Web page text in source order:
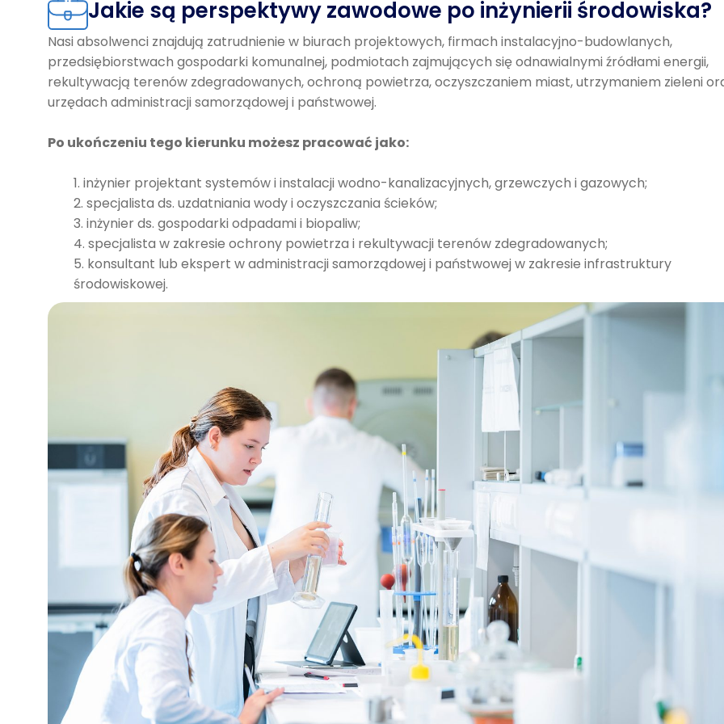
Jakie są perspektywy zawodowe po inżynierii środowiska?
Nasi absolwenci znajdują zatrudnienie w biurach projektowych, firmach instalacyjno-budowlanych,
przedsiębiorstwach gospodarki komunalnej, podmiotach zajmujących się odnawialnymi źródłami energii,
rekultywacją terenów zdegradowanych, ochroną powietrza, oczyszczaniem miast, utrzymaniem zieleni
urzędach administracji samorządowej i państwowej.
Po ukończeniu tego kierunku możesz pracować jako:
inżynier projektant systemów i instalacji wodno-kanalizacyjnych, grzewczych i gazowych;
specjalista ds. uzdatniania wody i oczyszczania ścieków;
inżynier ds. gospodarki odpadami i biopaliw;
specjalista w zakresie ochrony powietrza i rekultywacji terenów zdegradowanych;
konsultant lub ekspert w administracji samorządowej i państwowej w zakresie infrastruktury
środowiskowej.